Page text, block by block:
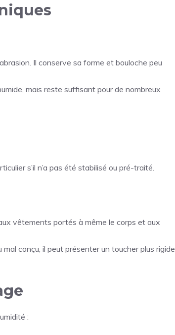
Il conserve sa forme et bouloche peu
mais reste suffisant pour de nombreux
s’il n’a pas été stabilisé ou pré-traité.
vêtements portés à même le corps et aux
conçu, il peut présenter un toucher plus rigide
: